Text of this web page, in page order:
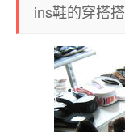
ins鞋的穿搭